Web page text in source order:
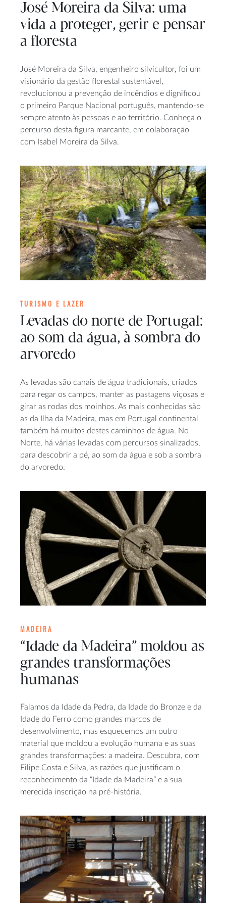
José Moreira da Silva: uma
vida a proteger, gerir e pensar
a floresta
José Moreira da Silva, engenheiro silvicultor, foi um
visionário da gestão florestal sustentável,
revolucionou a prevenção de incêndios e dignificou
o primeiro Parque Nacional português, mantendo-se
sempre atento às pessoas e ao território. Conheça o
percurso desta figura marcante, em colaboração
com Isabel Moreira da Silva.
TURISMO E LAZER
Levadas do norte de Portugal:
ao som da água, à sombra do
arvoredo
As levadas são canais de água tradicionais, criados
para regar os campos, manter as pastagens viçosas e
girar as rodas dos moinhos. As mais conhecidas são
as da Ilha da Madeira, mas em Portugal continental
também há muitos destes caminhos de água. No
Norte, há várias levadas com percursos sinalizados,
para descobrir a pé, ao som da água e sob a sombra
do arvoredo.
MADEIRA
“Idade da Madeira” moldou as
grandes transformações
humanas
Falamos da Idade da Pedra, da Idade do Bronze e da
Idade do Ferro como grandes marcos de
desenvolvimento, mas esquecemos um outro
material que moldou a evolução humana e as suas
grandes transformações: a madeira. Descubra, com
Filipe Costa e Silva, as razões que justificam o
reconhecimento da “Idade da Madeira” e a sua
merecida inscrição na pré-história.